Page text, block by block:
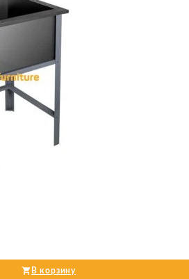
В корзину